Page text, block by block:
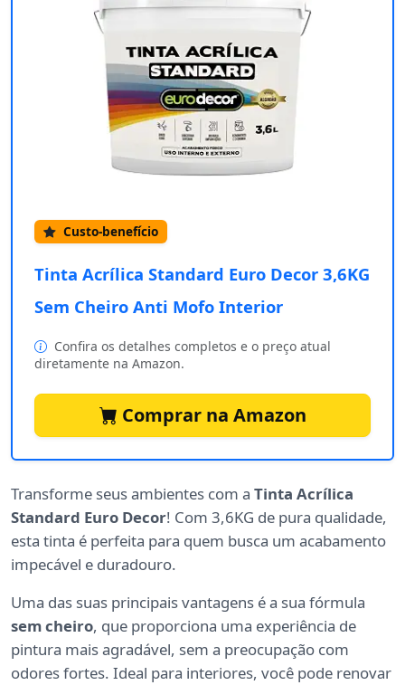
Custo-benefício
Tinta Acrílica Standard Euro Decor 3,6KG
Sem Cheiro Anti Mofo Interior
Confira os detalhes completos e o preço atual
diretamente na Amazon.
Comprar na Amazon
Transforme seus ambientes com a Tinta Acrílica
Standard Euro Decor! Com 3,6KG de pura qualidade,
esta tinta é perfeita para quem busca um acabamento
impecável e duradouro.
Uma das suas principais vantagens é a sua fórmula
sem cheiro, que proporciona uma experiência de
pintura mais agradável, sem a preocupação com
odores fortes. Ideal para interiores, você pode renovar